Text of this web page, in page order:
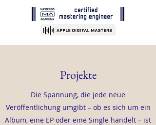
Projekte
Die Spannung, die jede neue
Veröffentlichung umgibt – ob es sich um ein
Album, eine EP oder eine Single handelt – ist